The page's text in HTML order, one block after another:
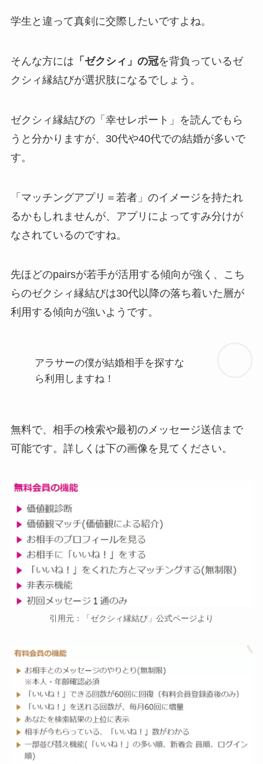
学生と違って真剣に交際したいですよね。
そんな方には 「ゼクシィ」の冠を背負っているゼ
クシィ縁結びが選択肢になるでしょう。
ゼクシィ縁結びの「幸せレポート」 を読んでもら
うと分かりますが、30代や40代での結婚が多いで
す。
「マッチングアプリ＝若者」のイメージを持たれ
るかもしれませんが、アプリによってすみ分けが
なされているのですね。
先ほどのpairsが若手が活用する傾向が強く、こち
らのゼクシィ縁結びは30代以降の落ち着いた層が
利用する傾向が強いようです。
アラサーの僕が結婚相手を探すな
ら利用しますね！
無料で、相手の検索や最初のメッセージ送信まで
可能です。詳しくは下の画像を見てください。
引用元：「ゼクシィ縁結び」公式ページより